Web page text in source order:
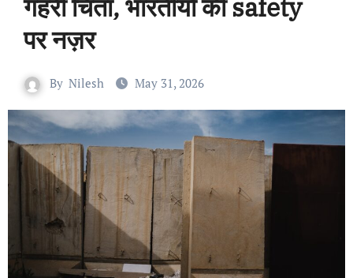
गहरी चिंता, भारतीयों की safety
पर नज़र
By Nilesh May 31, 2026